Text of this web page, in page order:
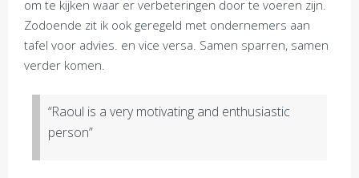
om te kijken waar er verbeteringen door te voeren zijn.
Zodoende zit ik ook geregeld met ondernemers aan
tafel voor advies. en vice versa. Samen sparren, samen
verder komen.
“Raoul is a very motivating and enthusiastic
person”